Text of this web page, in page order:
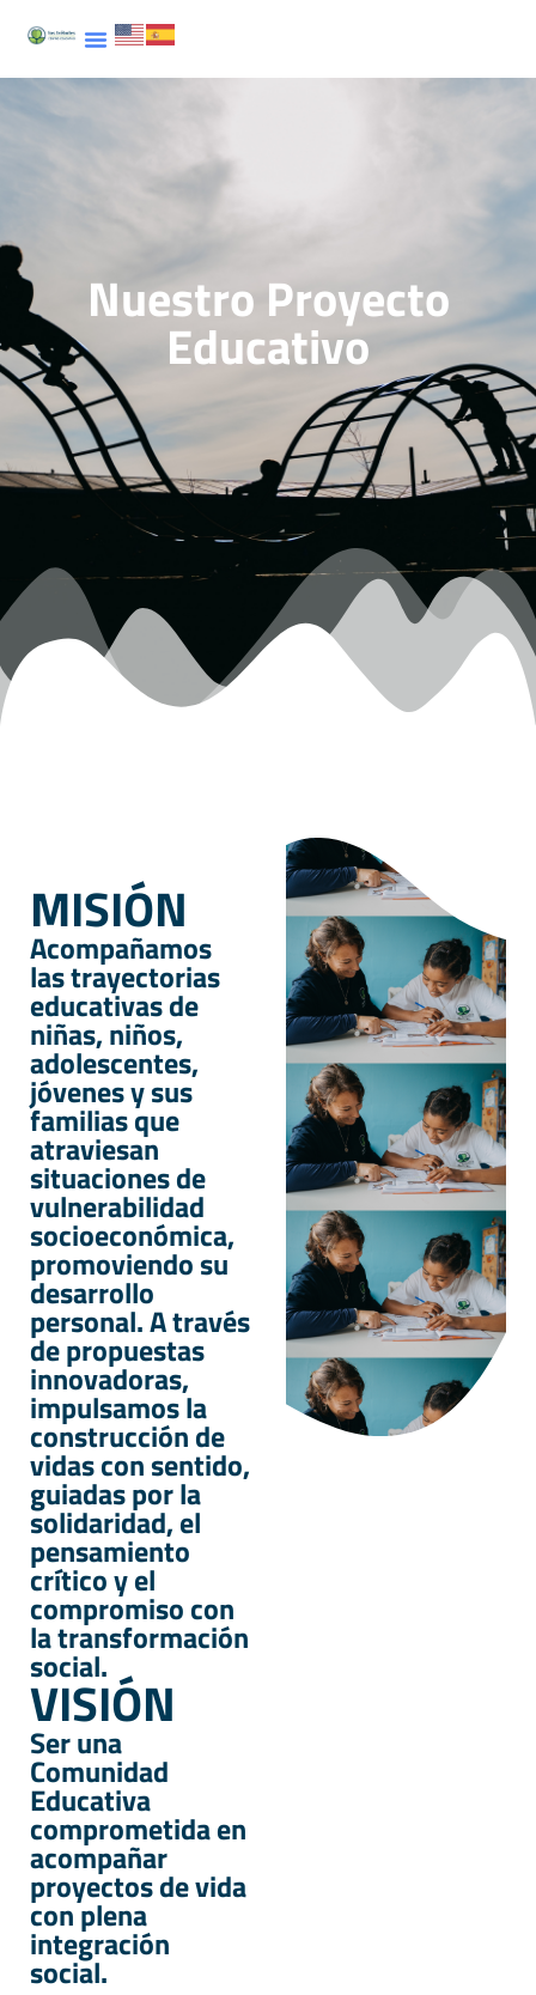
Nuestro Proyecto
Educativo
MISIÓN
Acompañamos
las trayectorias
educativas de
niñas, niños,
adolescentes,
jóvenes y sus
familias que
atraviesan
situaciones de
vulnerabilidad
socioeconómica,
promoviendo su
desarrollo
personal. A través
de propuestas
innovadoras,
impulsamos la
construcción de
vidas con sentido,
guiadas por la
solidaridad, el
pensamiento
crítico y el
compromiso con
la transformación
social.
VISIÓN
Ser una
Comunidad
Educativa
comprometida en
acompañar
proyectos de vida
con plena
integración
social.